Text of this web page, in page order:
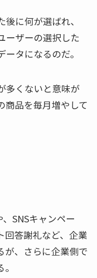
に何が選ばれ、
ーザーの選択した
タになるのだ。
多くないと意味が
商品を毎月増やして
SNSキャンペー
回答謝礼など、企業
が、さらに企業側で